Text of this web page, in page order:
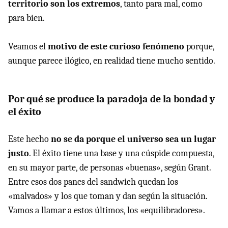
territorio son los extremos, tanto para mal, como
para bien.
Veamos elmotivo de este curioso fenómeno porque,
aunque parece ilógico, en realidad tiene mucho sentido.
Por qué se produce la paradoja de la bondad y
el éxito
Este hechono se da porque el universo sea un lugar
justo. El éxito tiene una base y una cúspide compuesta,
en su mayor parte, de personas «buenas», según Grant.
Entre esos dos panes del sandwich quedan los
«malvados» y los que toman y dan según la situación.
Vamos a llamar a estos últimos, los «equilibradores».